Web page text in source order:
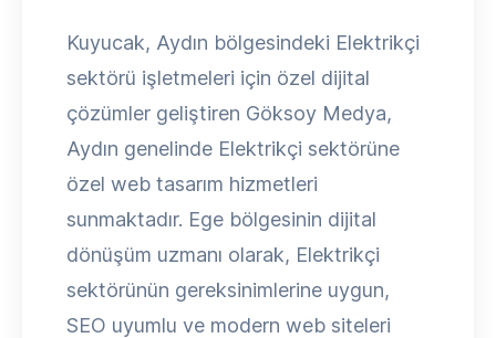
Kuyucak, Aydın bölgesindeki Elektrikçi
sektörü işletmeleri için özel dijital
çözümler geliştiren Göksoy Medya,
Aydın genelinde Elektrikçi sektörüne
özel web tasarım hizmetleri
sunmaktadır. Ege bölgesinin dijital
dönüşüm uzmanı olarak, Elektrikçi
sektörünün gereksinimlerine uygun,
SEO uyumlu ve modern web siteleri